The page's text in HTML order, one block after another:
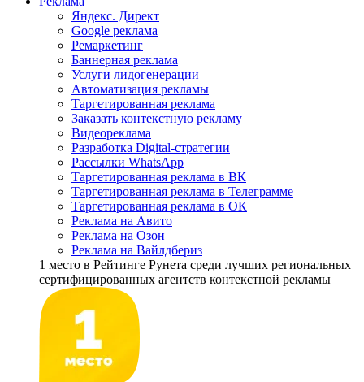
Яндекс. Директ
Google реклама
Ремаркетинг
Баннерная реклама
Услуги лидогенерации
Автоматизация рекламы
Таргетированная реклама
Заказать контекстную рекламу
Видеореклама
Разработка Digital-стратегии
Рассылки WhatsApp
Таргетированная реклама в ВК
Таргетированная реклама в Телеграмме
Таргетированная реклама в ОК
Реклама на Авито
Реклама на Озон
Реклама на Вайлдбериз
1 место в Рейтинге Рунета cреди лучших региональных
сертифицированных агентств контекстной рекламы